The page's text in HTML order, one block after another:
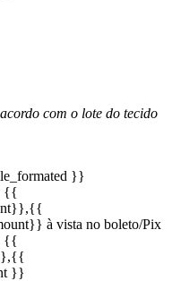
com o lote do tecido
}}
{{
,{{
à vista no boleto/Pix
{{
,{{
}}